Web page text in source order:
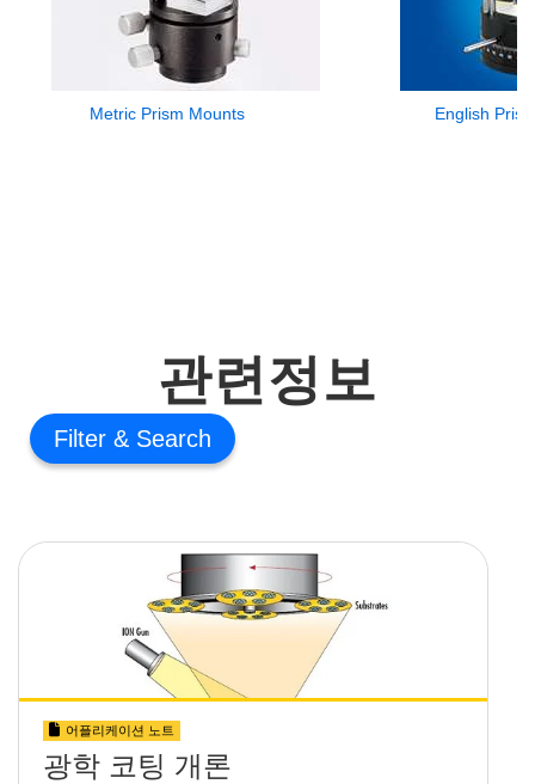
Metric Prism Mounts English
관련정보
Filter
어플리케이션 노트
광학 코팅 개론